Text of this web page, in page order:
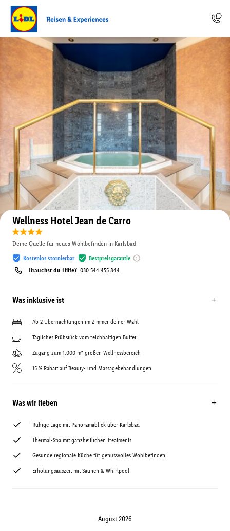
Auf der Karte anzeigen
Wellness Hotel Jean de Carro
Deine Quelle für neues Wohlbefinden in Karlsbad
Kostenlos stornierbar Bestpreisgarantie
Brauchst du Hilfe? 030 544 455 844
Was inklusive ist
Ab 2 Übernachtungen im Zimmer deiner Wahl
Tägliches Frühstück vom reichhaltigen Buffet
Zugang zum 1.000 m² großen Wellnessbereich
15 % Rabatt auf Beauty- und Massagebehandlungen
Was wir lieben
Ruhige Lage mit Panoramablick über Karlsbad
Thermal-Spa mit ganzheitlichen Treatments
Gesunde regionale Küche für genussvolles Wohlbefinden
Erholungsauszeit mit Saunen & Whirlpool
August 2026